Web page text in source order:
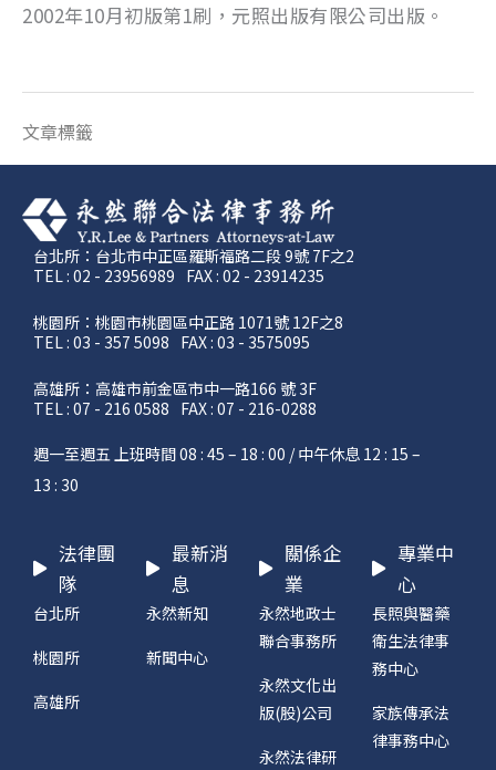
2002年10月初版第1刷，元照出版有限公司出版。
文章標籤
台北所：台北市中正區羅斯福路二段 9號 7F之2
TEL : 02 - 23956989 FAX : 02 - 23914235
桃園所：桃園市桃園區中正路 1071號 12F之8
TEL : 03 - 357 5098 FAX : 03 - 3575095
高雄所：高雄市前金區市中一路166 號 3F
TEL : 07 - 216 0588 FAX : 07 - 216-0288
週一至週五 上班時間 08 : 45 – 18 : 00 / 中午休息 12 : 15 –
13 : 30
法律團
隊
台北所
桃園所
高雄所
最新消
息
永然新知
新聞中心
關係企
業
永然地政士
聯合事務所
永然文化出
版(股)公司
永然法律研
專業中
心
長照與醫藥
衛生法律事
務中心
家族傳承法
律事務中心